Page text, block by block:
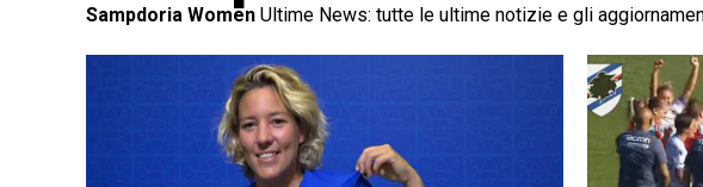
Sampdoria Women Ultime News: tutte le ultime notizie e gli